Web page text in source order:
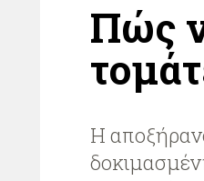
Πώς
Η